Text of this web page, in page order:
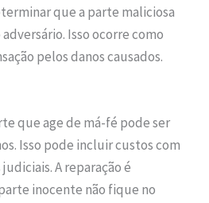
que a parte maliciosa
Isso ocorre como
pelos danos causados.
que age de má-fé pode ser
Isso pode incluir custos com
A reparação é
inocente não fique no